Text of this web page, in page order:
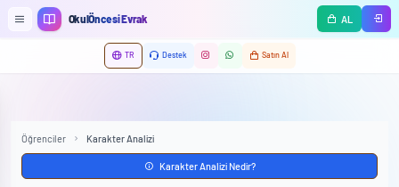
Ana içeriğe geçOkulÖncesi Evrak AL
TR Destek Satın Al
Öğrenciler Karakter Analizi
Karakter Analizi Nedir?